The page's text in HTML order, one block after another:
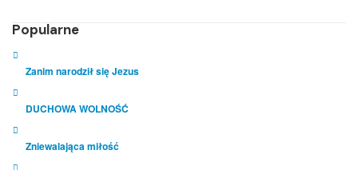
Popularne
Zanim narodził się Jezus
DUCHOWA WOLNOŚĆ
Zniewalająca miłość